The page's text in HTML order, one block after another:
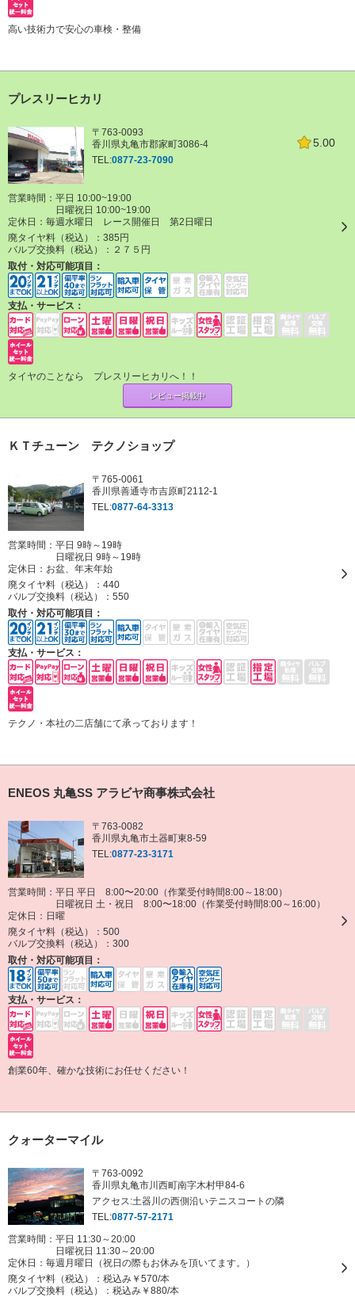
高い技術力で安心の車検・整備
プレスリーヒカリ
5.00
〒763-0093
香川県丸亀市郡家町3086-4
TEL:0877-23-7090
営業時間：平日 10:00~19:00
日曜祝日 10:00~19:00
定休日： 毎週水曜日 レース開催日 第2日曜日
廃タイヤ料（税込）： 385円
バルブ交換料（税込）： ２７５円
取付・対応可能項目：
支払・サービス：
タイヤのことなら プレスリーヒカリへ！！
レビュー掲載中
ＫＴチューン テクノショップ
〒765-0061
香川県善通寺市吉原町2112-1
TEL:0877-64-3313
営業時間：平日 9時～19時
日曜祝日 9時～19時
定休日： お盆、年末年始
廃タイヤ料（税込）： 440
バルブ交換料（税込）： 550
取付・対応可能項目：
支払・サービス：
テクノ・本社の二店舗にて承っております！
ENEOS 丸亀SS アラビヤ商事株式会社
〒763-0082
香川県丸亀市土器町東8-59
TEL:0877-23-3171
営業時間：平日 平日 8:00〜20:00（作業受付時間8:00～18:00）
日曜祝日 土・祝日 8:00〜18:00（作業受付時間8:00～16:00）
定休日： 日曜
廃タイヤ料（税込）： 500
バルブ交換料（税込）： 300
取付・対応可能項目：
支払・サービス：
創業60年、確かな技術にお任せください！
クォーターマイル
〒763-0092
香川県丸亀市川西町南字木村甲84-6
アクセス:土器川の西側沿いテニスコートの隣
TEL:0877-57-2171
営業時間：平日 11:30～20:00
日曜祝日 11:30～20:00
定休日： 毎週月曜日（祝日の際もお休みを頂いてます。）
廃タイヤ料（税込）： 税込み￥570/本
バルブ交換料（税込）： 税込み￥880/本